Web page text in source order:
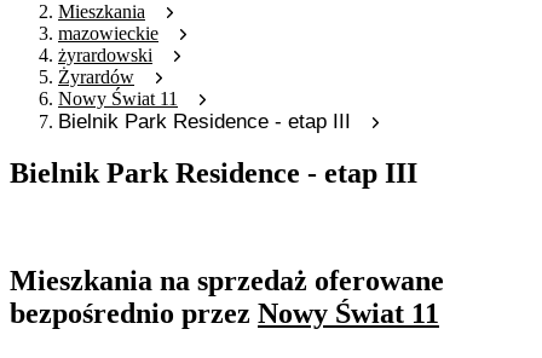
Mieszkania
mazowieckie
żyrardowski
Żyrardów
Nowy Świat 11
Bielnik Park Residence - etap III
Bielnik Park Residence - etap III
Mieszkania na sprzedaż oferowane
bezpośrednio przez Nowy Świat 11